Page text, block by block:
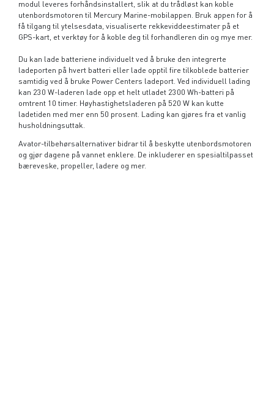
modul leveres forhåndsinstallert, slik at du trådløst kan koble
utenbordsmotoren til Mercury Marine-mobilappen. Bruk appen for å
få tilgang til ytelsesdata, visualiserte rekkeviddeestimater på et
GPS-kart, et verktøy for å koble deg til forhandleren din og mye mer.
Du kan lade batteriene individuelt ved å bruke den integrerte
ladeporten på hvert batteri eller lade opptil fire tilkoblede batterier
samtidig ved å bruke Power Centers ladeport. Ved individuell lading
kan 230 W-laderen lade opp et helt utladet 2300 Wh-batteri på
omtrent 10 timer. Høyhastighetsladeren på 520 W kan kutte
ladetiden med mer enn 50 prosent. Lading kan gjøres fra et vanlig
husholdningsuttak.
Avator-tilbehørsalternativer bidrar til å beskytte utenbordsmotoren
og gjør dagene på vannet enklere. De inkluderer en spesialtilpasset
bæreveske, propeller, ladere og mer.